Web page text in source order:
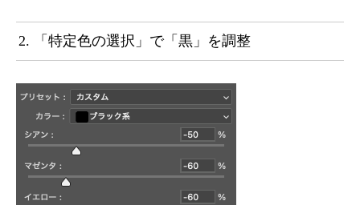
2. 「特定色の選択」で「黒」を調整